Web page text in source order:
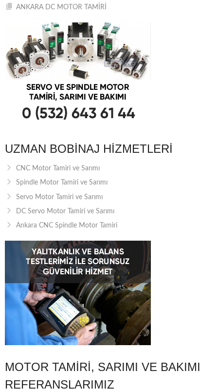
ANKARA DC MOTOR TAMİRİ
UZMAN BOBINAJ HIZMETLERI
CNC Motor Tamiri ve Sarımı
Spindle Motor Tamiri ve Sarımı
Servo Motor Tamiri ve Sarımı
DC Servo Motor Tamiri ve Sarımı
Ankara CNC Spindle Motor Tamiri
MOTOR TAMIRI, SARIMI VE BAKIMI
REFERANSLARIMIZ